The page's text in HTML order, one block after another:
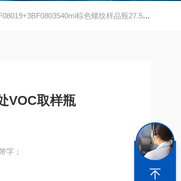
棕色螺纹样品瓶27.5*95书写处VOC取样瓶
VOC取样瓶
字；